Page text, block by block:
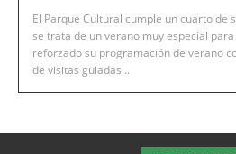
El Parque Cultural cumple un cuarto de
se trata de un verano muy especial
reforzado su programación de verano
de visitas guiadas...